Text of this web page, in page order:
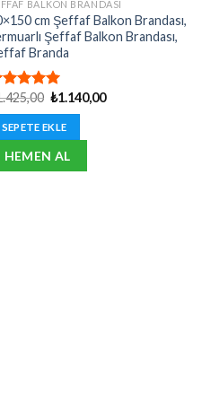
BALKON BRANDASI
cm Şeffaf Balkon Brandası,
Şeffaf Balkon Brandası,
Branda
oy
Orijinal
₺1.425,00.
₺1.140,00Şu
SEPETE EKLE
HEMEN AL